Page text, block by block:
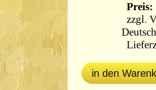
Preis:
zzgl.
in den